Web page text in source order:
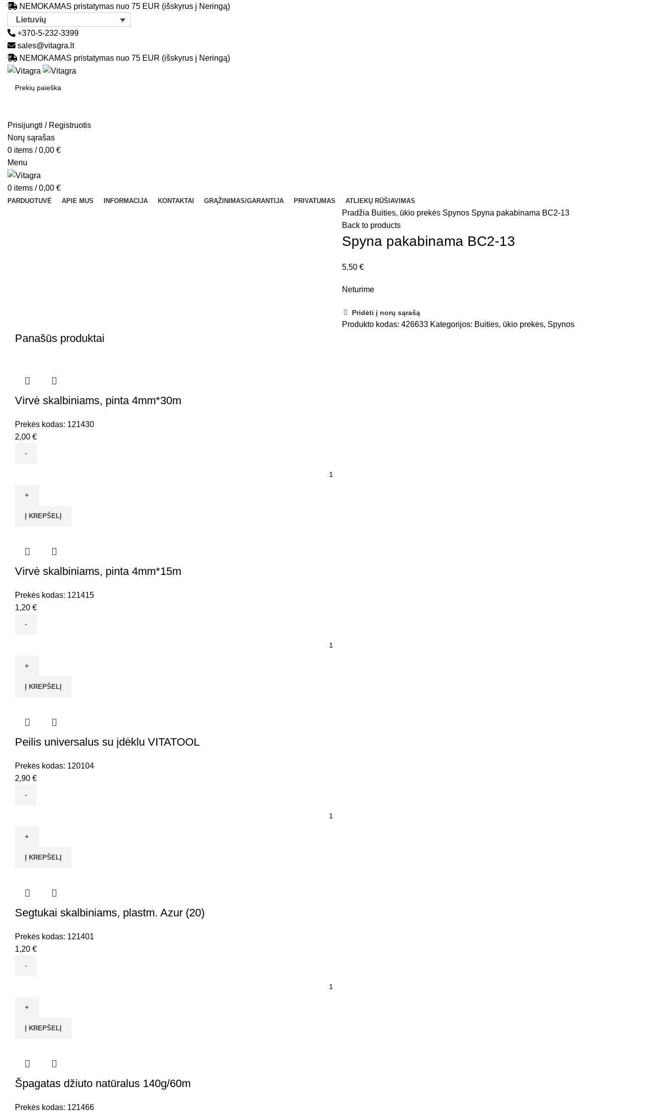
NEMOKAMAS pristatymas nuo 75 EUR (išskyrus į Neringą)
Lietuvių
+370-5-232-3399
sales@vitagra.lt
NEMOKAMAS pristatymas nuo 75 EUR (išskyrus į Neringą)
Prisijungti / Registruotis
Norų sąrašas
0 items / 0,00 €
Menu
0 items / 0,00 €
PARDUOTUVĖ APIE MUS INFORMACIJA KONTAKTAI GRĄŽINIMAS/GARANTIJA PRIVATUMAS ATLIEKŲ RŪŠIAVIMAS
Pradžia Buities, ūkio prekės Spynos Spyna pakabinama BC2-13
Back to products
Spyna pakabinama BC2-13
5,50 €
Neturime
Pridėti į norų sąrašą
Produkto kodas: 426633 Kategorijos: Buities, ūkio prekės, Spynos
Panašūs produktai
Virvė skalbiniams, pinta 4mm*30m
Prekės kodas: 121430
2,00 €
Virvė
pintaĮ KREPŠELĮ
Virvė skalbiniams, pinta 4mm*15m
Prekės kodas: 121415
1,20 €
Virvė
pintaĮ KREPŠELĮ
Peilis universalus su įdėklu VITATOOL
Prekės kodas: 120104
2,90 €
Peilis
Į KREPŠELĮ
Segtukai skalbiniams, plastm. Azur (20)
Prekės kodas: 121401
1,20 €
Segtukai
plastm.Į KREPŠELĮ
Špagatas džiuto natūralus 140g/60m
Prekės kodas: 121466